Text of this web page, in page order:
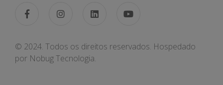
© 2024. Todos os direitos reservados. Hospedado
por Nobug Tecnologia.